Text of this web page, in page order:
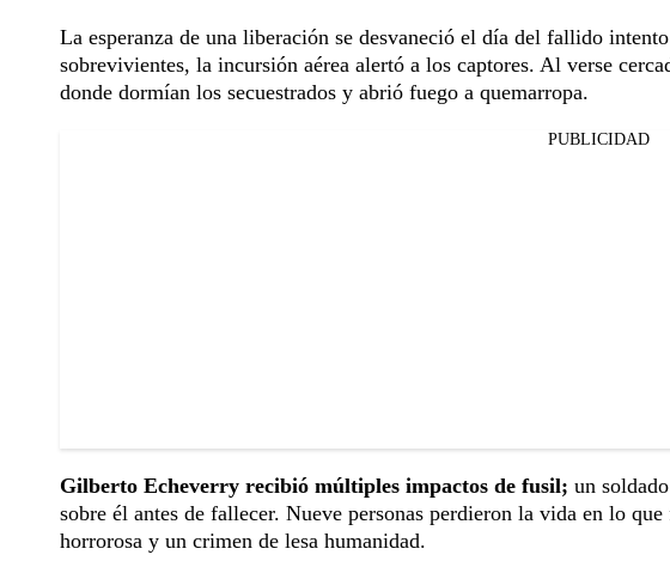
La esperanza de una liberación se desvaneció el día del fallido
sobrevivientes, la incursión aérea alertó a los captores. Al verse
donde dormían los secuestrados y abrió fuego a quemarropa.
PUBLICIDAD
Gilberto Echeverry recibió múltiples impactos de fusil; un
sobre él antes de fallecer. Nueve personas perdieron la vida en lo
horrorosa y un crimen de lesa humanidad.